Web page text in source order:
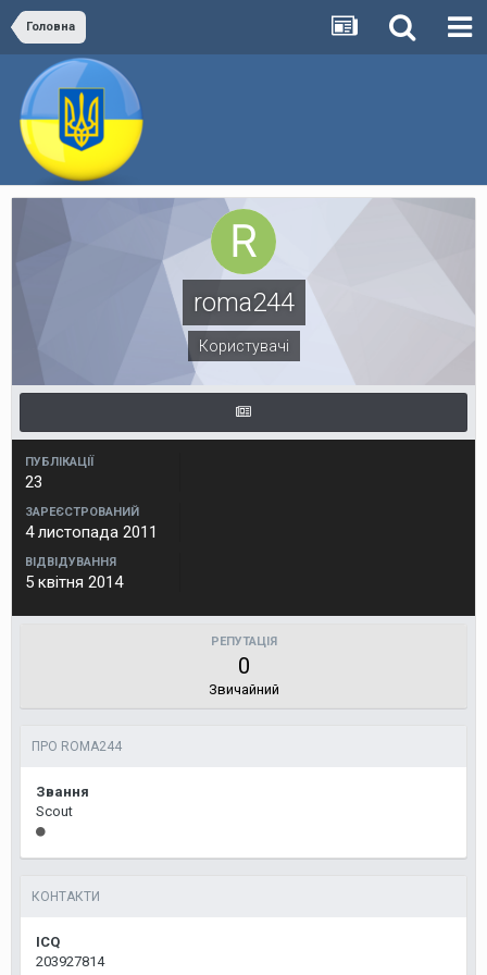
Головна
roma244
Користувачі
ПУБЛІКАЦІЇ
23
ЗАРЕЄСТРОВАНИЙ
4 листопада 2011
ВІДВІДУВАННЯ
5 квітня 2014
РЕПУТАЦІЯ
0
Звичайний
ПРО ROMA244
Звання
Scout
КОНТАКТИ
ICQ
203927814